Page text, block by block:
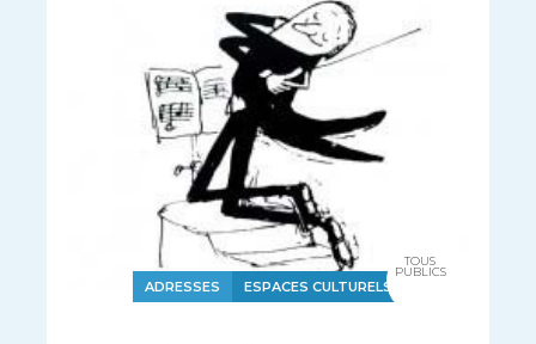
ADRESSES ESPACES CULTURELS
TOUS
PUBLICS